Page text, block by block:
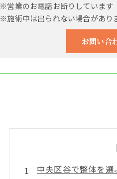
※営業のお電話お断りしています
※施術中は出られない場合があり
お問い合
中央区谷で整体を